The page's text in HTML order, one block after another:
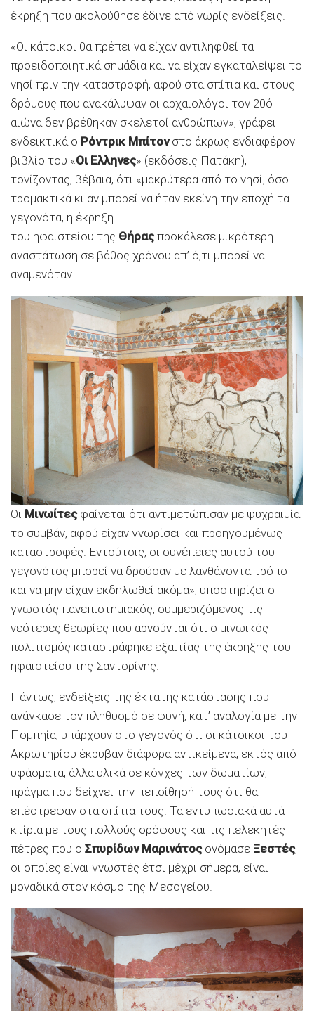
έκρηξη που ακολούθησε έδινε από νωρίς ενδείξεις.
«Οι κάτοικοι θα πρέπει να είχαν αντιληφθεί τα
προειδοποιητικά σημάδια και να είχαν εγκαταλείψει το
νησί πριν την καταστροφή, αφού στα σπίτια και στους
δρόμους που ανακάλυψαν οι αρχαιολόγοι τον 20ό
αιώνα δεν βρέθηκαν σκελετοί ανθρώπων», γράφει
ενδεικτικά ο Ρόντρικ Μπίτονστο άκρως ενδιαφέρον
βιβλίο του «Οι Ελληνες» (εκδόσεις Πατάκη),
τονίζοντας, βέβαια, ότι «μακρύτερα από το νησί, όσο
τρομακτικά κι αν μπορεί να ήταν εκείνη την εποχή τα
γεγονότα, η έκρηξη
του ηφαιστείου της Θήραςπροκάλεσε μικρότερη
αναστάτωση σε βάθος χρόνου απ’ ό,τι μπορεί να
αναμενόταν.
Οι Μινωίτεςφαίνεται ότι αντιμετώπισαν με ψυχραιμία
το συμβάν, αφού είχαν γνωρίσει και προηγουμένως
καταστροφές. Εντούτοις, οι συνέπειες αυτού του
γεγονότος μπορεί να δρούσαν με λανθάνοντα τρόπο
και να μην είχαν εκδηλωθεί ακόμα», υποστηρίζει ο
γνωστός πανεπιστημιακός, συμμεριζόμενος τις
νεότερες θεωρίες που αρνούνται ότι ο μινωικός
πολιτισμός καταστράφηκε εξαιτίας της έκρηξης του
ηφαιστείου της Σαντορίνης.
Πάντως, ενδείξεις της έκτατης κατάστασης που
ανάγκασε τον πληθυσμό σε φυγή, κατ’ αναλογία με την
Πομπηία, υπάρχουν στο γεγονός ότι οι κάτοικοι του
Ακρωτηρίου έκρυβαν διάφορα αντικείμενα, εκτός από
υφάσματα, άλλα υλικά σε κόγχες των δωματίων,
πράγμα που δείχνει την πεποίθησή τους ότι θα
επέστρεφαν στα σπίτια τους. Τα εντυπωσιακά αυτά
κτίρια με τους πολλούς ορόφους και τις πελεκητές
πέτρες που ο Σπυρίδων Μαρινάτοςονόμασε Ξεστές,
οι οποίες είναι γνωστές έτσι μέχρι σήμερα, είναι
μοναδικά στον κόσμο της Μεσογείου.